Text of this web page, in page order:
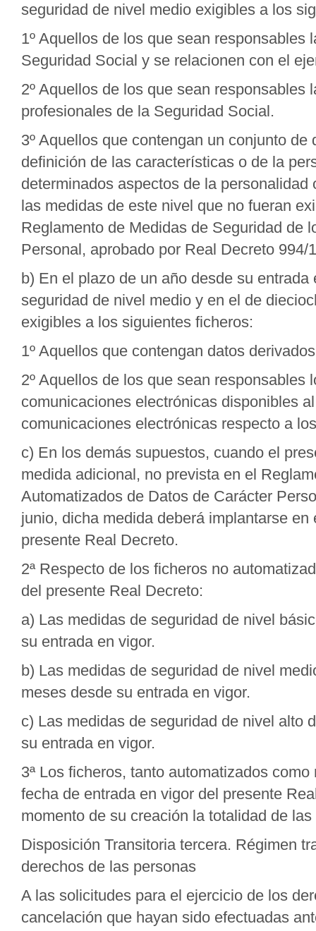
seguridad de nivel medio exigibles a los
1º Aquellos de los que sean
Seguridad Social y se relacionen con el
2º Aquellos de los que sean
profesionales de la Seguridad Social.
3º Aquellos que contengan un conjunto
definición de las características o de la
determinados aspectos de la
las medidas de este nivel que no fueran
Reglamento de Medidas de Seguridad de
Personal, aprobado por Real Decreto 994/
b) En el plazo de un año desde su
seguridad de nivel medio y en el de
exigibles a los siguientes ficheros:
1º Aquellos que contengan datos
2º Aquellos de los que sean
comunicaciones electrónicas disponibles
comunicaciones electrónicas respecto a
c) En los demás supuestos, cuando el
medida adicional, no prevista en el
Automatizados de Datos de Carácter
junio, dicha medida deberá implantarse
presente Real Decreto.
2ª Respecto de los ficheros no
del presente Real Decreto:
a) Las medidas de seguridad de nivel
su entrada en vigor.
b) Las medidas de seguridad de nivel
meses desde su entrada en vigor.
c) Las medidas de seguridad de nivel alto
su entrada en vigor.
3ª Los ficheros, tanto automatizados
fecha de entrada en vigor del presente
momento de su creación la totalidad de
Disposición Transitoria tercera. Régimen
derechos de las personas
A las solicitudes para el ejercicio de los
cancelación que hayan sido efectuadas